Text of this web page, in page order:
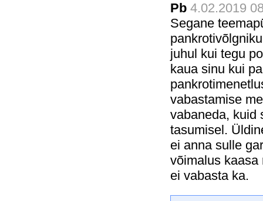
Pb 4.02.2019
Segane
juhul kui tegu
kaua sinu kui
vabastamise
vabaneda, kuid
tasumisel.
ei anna sulle
võimalus kaasa
ei vabasta ka.